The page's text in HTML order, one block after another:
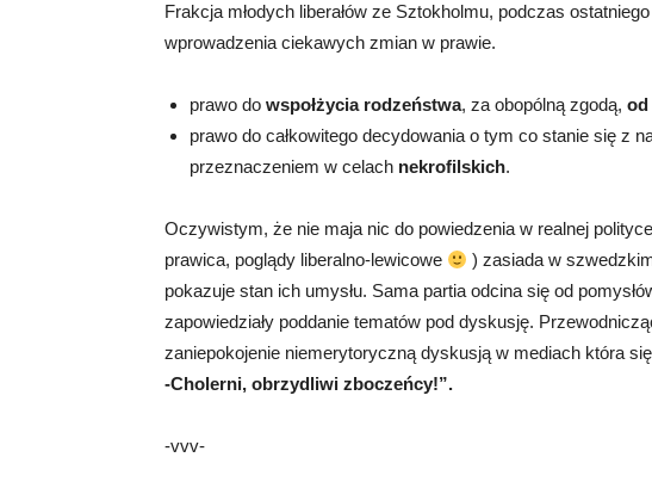
Frakcja młodych liberałów ze Sztokholmu, podczas
wprowadzenia ciekawych zmian w prawie.
prawo do wspołżycia rodzeństwa, za obopólną zgodą, od
prawo do całkowitego decydowania o tym co stanie się z
przeznaczeniem w celach nekrofilskich.
Oczywistym, że nie maja nic do powiedzenia w realnej
prawica, poglądy liberalno-lewicowe
) zasiada w
pokazuje stan ich umysłu. Sama partia odcina się od
zapowiedziały poddanie tematów pod dyskusję.
zaniepokojenie niemerytoryczną dyskusją w mediach która się
-Cholerni, obrzydliwi zboczeńcy!”.
-vvv-